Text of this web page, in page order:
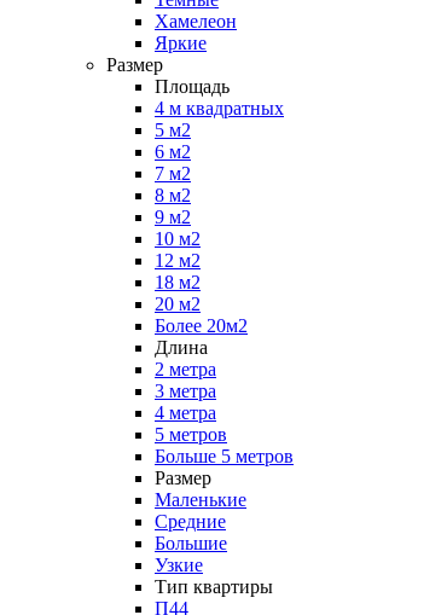
Хамелеон
Яркие
Размер
Площадь
4 м квадратных
5 м2
6 м2
7 м2
8 м2
9 м2
10 м2
12 м2
18 м2
20 м2
Более 20м2
Длина
2 метра
3 метра
4 метра
5 метров
Больше 5 метров
Размер
Маленькие
Средние
Большие
Узкие
Тип квартиры
П44